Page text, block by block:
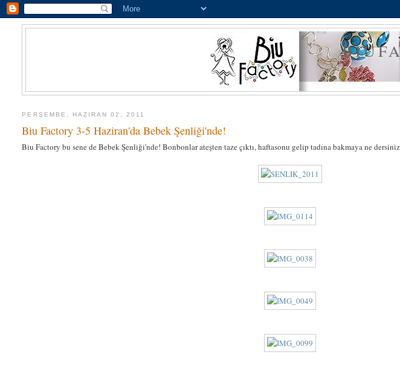
PERŞEMBE, HAZIRAN 02, 2011
Biu Factory 3-5 Haziran'da Bebek Şenliği'nde!
Biu Factory bu sene de Bebek Şenliği'nde! Bonbonlar ateşten taze çıktı, haftasonu gelip tadına bakmaya ne